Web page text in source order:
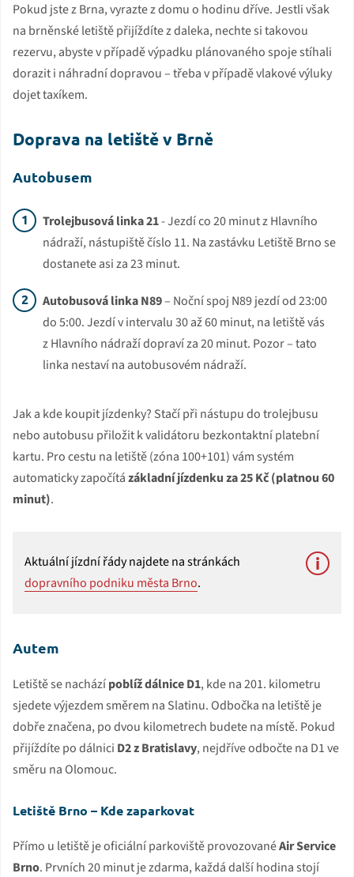
Pokud jste z Brna, vyrazte z domu o hodinu dříve. Jestli však
na brněnské letiště přijíždíte z daleka, nechte si takovou
rezervu, abyste v případě výpadku plánovaného spoje stíhali
dorazit i náhradní dopravou – třeba v případě vlakové výluky
dojet taxíkem.
Doprava na letiště v Brně
Autobusem
Trolejbusová linka 21- Jezdí co 20 minut z Hlavního
nádraží, nástupiště číslo 11. Na zastávku Letiště Brno se
dostanete asi za 23 minut.
Autobusová linka N89– Noční spoj N89 jezdí od 23:00
do 5:00. Jezdí v intervalu 30 až 60 minut, na letiště vás
z Hlavního nádraží dopraví za 20 minut. Pozor – tato
linka nestaví na autobusovém nádraží.
Jak a kde koupit jízdenky? Stačí při nástupu do trolejbusu
nebo autobusu přiložit k validátoru bezkontaktní platební
kartu. Pro cestu na letiště (zóna 100+101) vám systém
automaticky započítázákladní jízdenku za 25 Kč (platnou 60
minut).
Aktuální jízdní řády najdete na stránkách
dopravního podniku města Brno.
Autem
Letiště se nacházípoblíž dálnice D1, kde na 201. kilometru
sjedete výjezdem směrem na Slatinu. Odbočka na letiště je
dobře značena, po dvou kilometrech budete na místě. Pokud
přijíždíte po dálnici D2 z Bratislavy, nejdříve odbočte na D1 ve
směru na Olomouc.
Letiště Brno – Kde zaparkovat
Přímo u letiště je oficiální parkoviště provozovanéAir Service
Brno. Prvních 20 minut je zdarma, každá další hodina stojí